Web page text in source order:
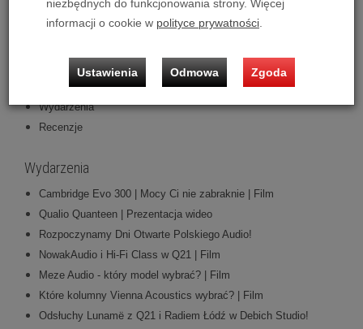
Nowości
Promocje
Wydarzenia
Recenzje
Wydarzenia
Cambridge Evo 300 | Mocy Ci nie zabraknie | Film
Qualio Quanteen | Prezentacja wideo
Rozpoczynamy Dni Otwarte Polskiego Audio!
NowakAudio i Hi-Fi Class w Q21 | Film
Meze Audio - który model wybrać? | Film
Które kolumny Vienna Acoustics wybrać? | Film
Odsłuchy Lunamë z Q21 i Radiem Łódź w Debich Studio!
niezbędnych do funkcjonowania strony. Więcej
informacji o cookie w polityce prywatności
Ustawienia Odmowa Zgoda